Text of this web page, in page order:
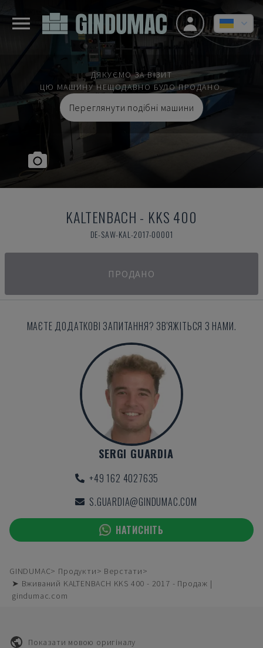
ДЯКУЄМО ЗА ВІЗИТ
ЦЮ МАШИНУ НЕЩОДАВНО БУЛО ПРОДАНО.
Переглянути подібні машини
KALTENBACH - KKS 400
DE-SAW-KAL-2017-00001
ПРОДАНО
МАЄТЕ ДОДАТКОВІ ЗАПИТАННЯ? ЗВ'ЯЖІТЬСЯ З НАМИ.
SERGI GUARDIA
+49 162 4027635
S.GUARDIA@GINDUMAC.COM
НАТИСНІТЬ
GINDUMAC Продукти
Верстати
➤ Вживаний KALTENBACH KKS 400 - 2017 - Продаж |
gindumac.com
Показати мовою оригіналу